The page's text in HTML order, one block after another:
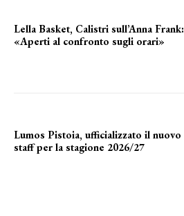
Lella Basket, Calistri sull’Anna Frank:
«Aperti al confronto sugli orari»
Lumos Pistoia, ufficializzato il nuovo
staff per la stagione 2026/27